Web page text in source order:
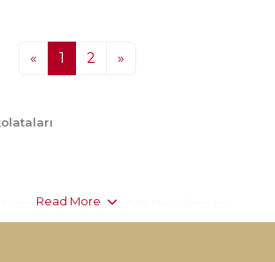
« 1 2 »
çikolataları, ustalıkla seçilmiş en
hazırlanır. Her bir ısırık, lezzetin en saf
Read More